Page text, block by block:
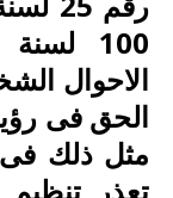
الاحوال
الحق فى
مثل ذلك فى
تعذر تنظيم